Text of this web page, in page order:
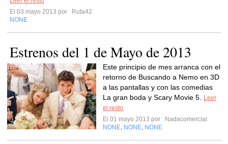
El 03 mayo 2013 por
Ruta42
NONE
Estrenos del 1 de Mayo de 2013
Este principio de mes arranca con el
retorno de Buscando a Nemo en 3D
a las pantallas y con las comedias
La gran boda y Scary Movie 5.
Leer
el resto
El 01 mayo 2013 por
Nadacomercial
NONE NONE NONE